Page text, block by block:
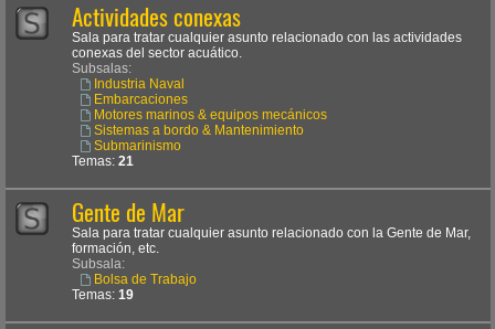
Actividades conexas
Sala para tratar cualquier asunto relacionado con las actividades
conexas del sector acuático.
Subsalas:
Industria Naval
Embarcaciones
Motores marinos & equipos mecánicos
Sistemas a bordo & Mantenimiento
Submarinismo
Temas: 21
Gente de Mar
Sala para tratar cualquier asunto relacionado con la Gente de Mar,
formación, etc.
Subsala:
Bolsa de Trabajo
Temas: 19